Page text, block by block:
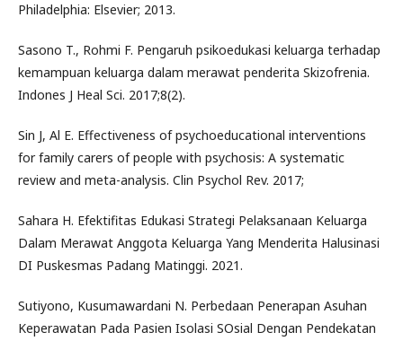
Philadelphia: Elsevier; 2013.
Sasono T., Rohmi F. Pengaruh psikoedukasi keluarga terhadap
kemampuan keluarga dalam merawat penderita Skizofrenia.
Indones J Heal Sci. 2017;8(2).
Sin J, Al E. Effectiveness of psychoeducational interventions
for family carers of people with psychosis: A systematic
review and meta-analysis. Clin Psychol Rev. 2017;
Sahara H. Efektifitas Edukasi Strategi Pelaksanaan Keluarga
Dalam Merawat Anggota Keluarga Yang Menderita Halusinasi
DI Puskesmas Padang Matinggi. 2021.
Sutiyono, Kusumawardani N. Perbedaan Penerapan Asuhan
Keperawatan Pada Pasien Isolasi SOsial Dengan Pendekatan